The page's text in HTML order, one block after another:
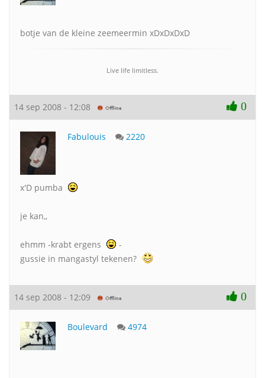
botje van de kleine zeemeermin xDxDxDxD
Live life limitless.
14 sep 2008 - 12:08 0
Fabulouis 2220
x'D pumba
je kan,,
ehmm -krabt ergens
-
gussie in mangastyl tekenen?
14 sep 2008 - 12:09 0
Boulevard 4974